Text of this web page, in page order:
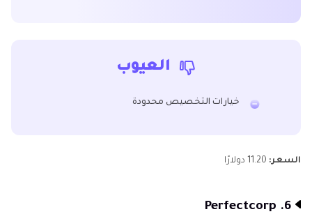
العيوب
خيارات التخصيص محدودة
السعر:
6. Perfectcorp